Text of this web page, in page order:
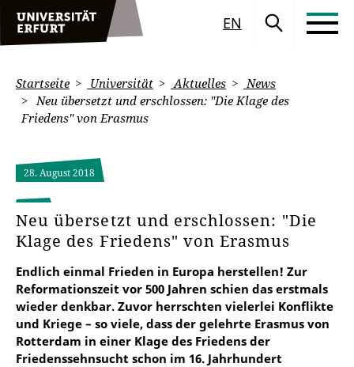
EN
Startseite Universität Aktuelles
News
Neu übersetzt und erschlossen: "Die Klage des
Friedens" von Erasmus
28. August 2018
Neu übersetzt und erschlossen: "Die
Klage des Friedens" von Erasmus
Endlich einmal Frieden in Europa herstellen! Zur
Reformationszeit vor 500 Jahren schien das erstmals
wieder denkbar. Zuvor herrschten vielerlei Konflikte
und Kriege – so viele, dass der gelehrte Erasmus von
Rotterdam in einer Klage des Friedens der
Friedenssehnsucht schon im 16. Jahrhundert